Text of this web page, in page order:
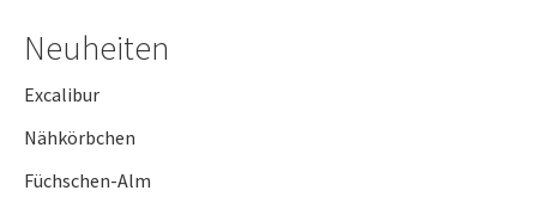
Neuheiten
Excalibur
Nähkörbchen
Füchschen-Alm